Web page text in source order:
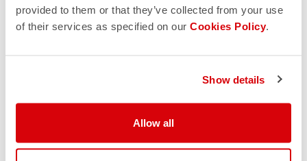
provided to them or that they’ve collected from your use
of their services as specified on our Cookies Policy.
Show details
Allow all